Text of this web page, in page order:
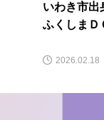
いわき市出
ふくしまＤ
2026.02.18